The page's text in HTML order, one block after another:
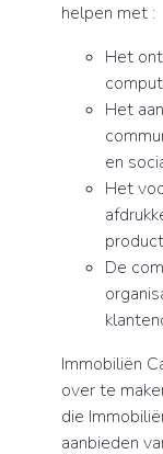
helpen met :
Het
Het
en
Het
De
Immobiliën
over te
die
aanbieden